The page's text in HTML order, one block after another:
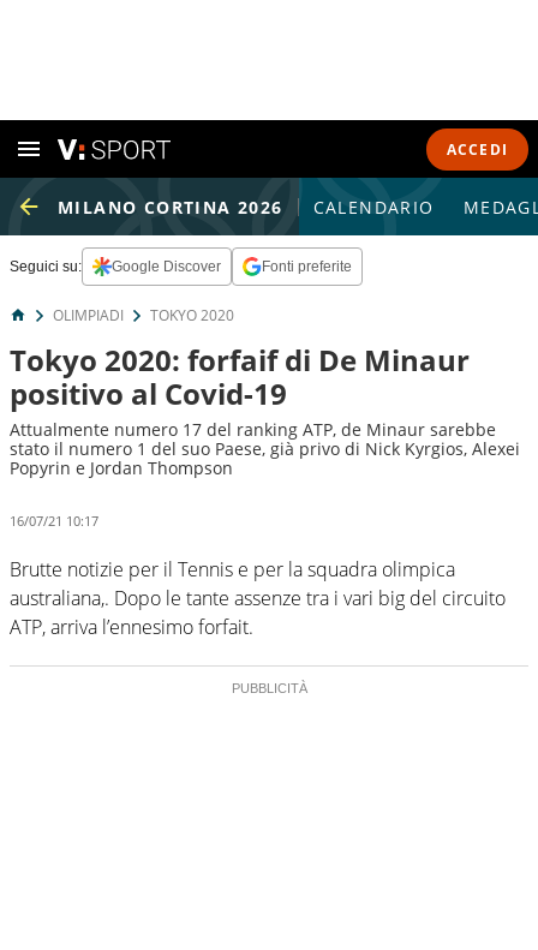
ACCEDI
MILANO CORTINA 2026 CALENDARIO
Seguici su: Google Discover Fonti preferite
OLIMPIADI TOKYO 2020
Tokyo 2020: forfaif di De Minaur
positivo al Covid-19
Attualmente numero 17 del ranking ATP, de Minaur sarebbe
stato il numero 1 del suo Paese, già privo di Nick Kyrgios, Alexei
Popyrin e Jordan Thompson
16/07/21 10:17
Brutte notizie per il Tennis e per la squadra olimpica
australiana,. Dopo le tante assenze tra i vari big del circuito
ATP, arriva l’ennesimo forfait.